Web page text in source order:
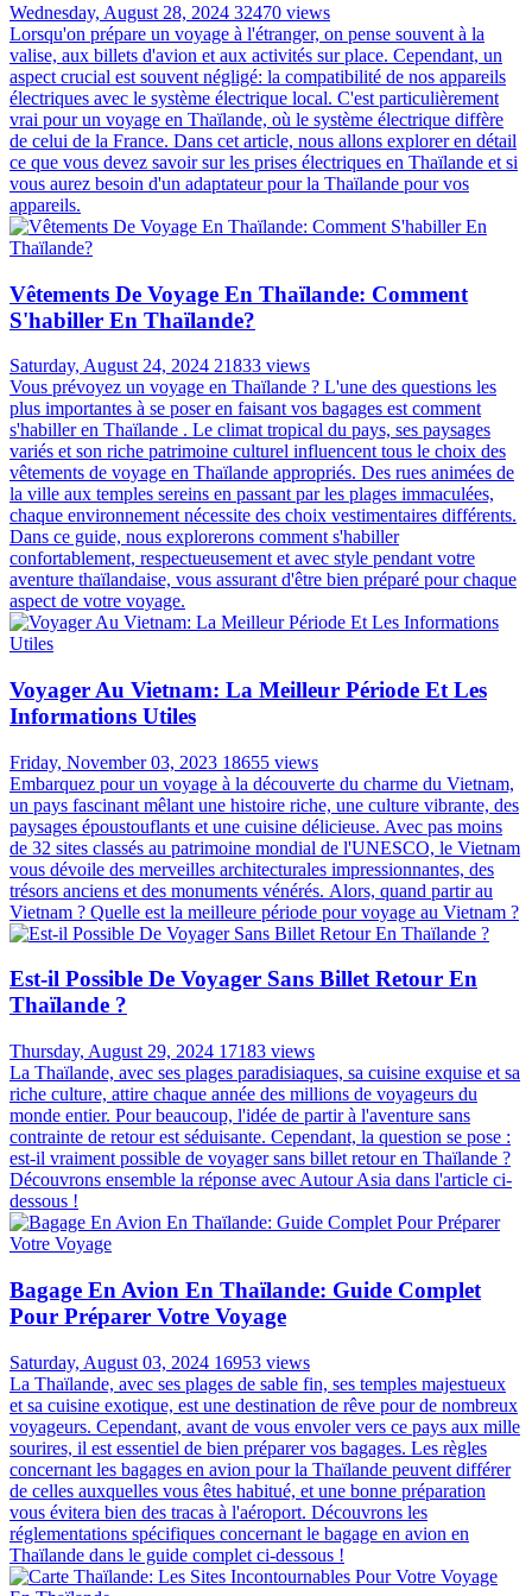
Wednesday, August 28, 2024 32470 views
Lorsqu'on prépare un voyage à l'étranger, on pense souvent à la
valise, aux billets d'avion et aux activités sur place. Cependant, un
aspect crucial est souvent négligé: la compatibilité de nos appareils
électriques avec le système électrique local. C'est particulièrement
vrai pour un voyage en Thaïlande, où le système électrique diffère
de celui de la France. Dans cet article, nous allons explorer en détail
ce que vous devez savoir sur les prises électriques en Thaïlande et si
vous aurez besoin d'un adaptateur pour la Thaïlande pour vos
appareils.
Vêtements De Voyage En Thaïlande: Comment
S'habiller En Thaïlande?
Saturday, August 24, 2024 21833 views
Vous prévoyez un voyage en Thaïlande ? L'une des questions les
plus importantes à se poser en faisant vos bagages est comment
s'habiller en Thaïlande . Le climat tropical du pays, ses paysages
variés et son riche patrimoine culturel influencent tous le choix des
vêtements de voyage en Thaïlande appropriés. Des rues animées de
la ville aux temples sereins en passant par les plages immaculées,
chaque environnement nécessite des choix vestimentaires différents.
Dans ce guide, nous explorerons comment s'habiller
confortablement, respectueusement et avec style pendant votre
aventure thaïlandaise, vous assurant d'être bien préparé pour chaque
aspect de votre voyage.
Voyager Au Vietnam: La Meilleur Période Et Les
Informations Utiles
Friday, November 03, 2023 18655 views
Embarquez pour un voyage à la découverte du charme du Vietnam,
un pays fascinant mêlant une histoire riche, une culture vibrante, des
paysages époustouflants et une cuisine délicieuse. Avec pas moins
de 32 sites classés au patrimoine mondial de l'UNESCO, le Vietnam
vous dévoile des merveilles architecturales impressionnantes, des
trésors anciens et des monuments vénérés. Alors, quand partir au
Vietnam ? Quelle est la meilleure période pour voyage au Vietnam ?
Est-il Possible De Voyager Sans Billet Retour En
Thaïlande ?
Thursday, August 29, 2024 17183 views
La Thaïlande, avec ses plages paradisiaques, sa cuisine exquise et sa
riche culture, attire chaque année des millions de voyageurs du
monde entier. Pour beaucoup, l'idée de partir à l'aventure sans
contrainte de retour est séduisante. Cependant, la question se pose :
est-il vraiment possible de voyager sans billet retour en Thaïlande ?
Découvrons ensemble la réponse avec Autour Asia dans l'article ci-
dessous !
Bagage En Avion En Thaïlande: Guide Complet
Pour Préparer Votre Voyage
Saturday, August 03, 2024 16953 views
La Thaïlande, avec ses plages de sable fin, ses temples majestueux
et sa cuisine exotique, est une destination de rêve pour de nombreux
voyageurs. Cependant, avant de vous envoler vers ce pays aux mille
sourires, il est essentiel de bien préparer vos bagages. Les règles
concernant les bagages en avion pour la Thaïlande peuvent différer
de celles auxquelles vous êtes habitué, et une bonne préparation
vous évitera bien des tracas à l'aéroport. Découvrons les
réglementations spécifiques concernant le bagage en avion en
Thaïlande dans le guide complet ci-dessous !